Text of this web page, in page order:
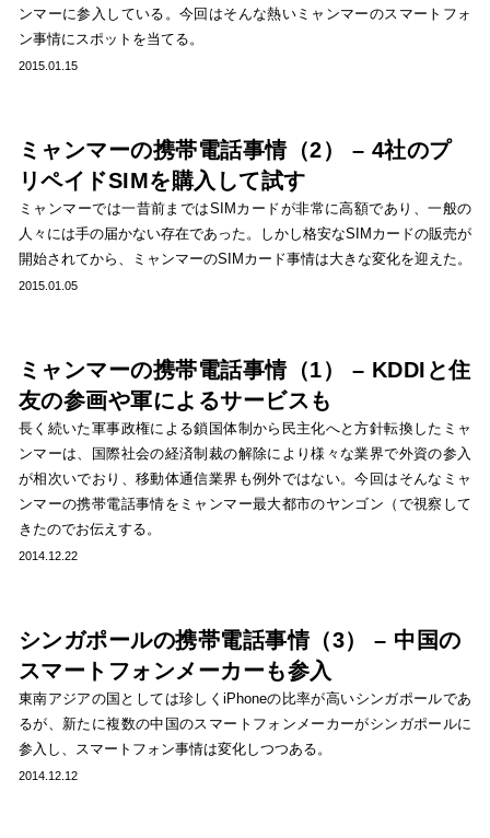
ンマーに参入している。今回はそんな熱いミャンマーのスマートフォ
ン事情にスポットを当てる。
2015.01.15
ミャンマーの携帯電話事情（2） – 4社のプ
リペイドSIMを購入して試す
ミャンマーでは一昔前まではSIMカードが非常に高額であり、一般の
人々には手の届かない存在であった。しかし格安なSIMカードの販売が
開始されてから、ミャンマーのSIMカード事情は大きな変化を迎えた。
2015.01.05
ミャンマーの携帯電話事情（1） – KDDIと住
友の参画や軍によるサービスも
長く続いた軍事政権による鎖国体制から民主化へと方針転換したミャ
ンマーは、国際社会の経済制裁の解除により様々な業界で外資の参入
が相次いでおり、移動体通信業界も例外ではない。今回はそんなミャ
ンマーの携帯電話事情をミャンマー最大都市のヤンゴン（で視察して
きたのでお伝えする。
2014.12.22
シンガポールの携帯電話事情（3） – 中国の
スマートフォンメーカーも参入
東南アジアの国としては珍しくiPhoneの比率が高いシンガポールであ
るが、新たに複数の中国のスマートフォンメーカーがシンガポールに
参入し、スマートフォン事情は変化しつつある。
2014.12.12